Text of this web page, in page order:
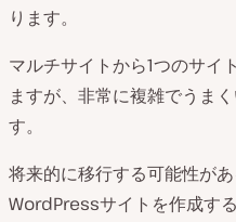
ります。
マルチサイトから1つのサイ
ますが、非常に複雑でうま
す。
将来的に移行する可能性が
WordPressサイトを作成す